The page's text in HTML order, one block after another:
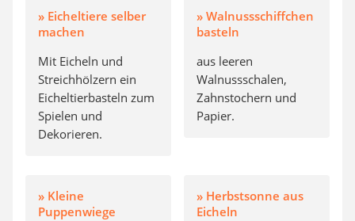
» Eicheltiere selber
machen
Mit Eicheln und
Streichhölzern ein
Eicheltierbasteln zum
Spielen und
Dekorieren.
» Walnussschiffchen
basteln
aus leeren
Walnussschalen,
Zahnstochern und
Papier.
» Kleine
Puppenwiege
» Herbstsonne aus
Eicheln